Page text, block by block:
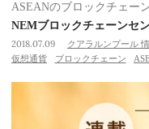
ASEANのブロックチェー
NEMブロックチェーンセ
2018.07.09 クアラルンプール
仮想通貨
ブロックチェーン